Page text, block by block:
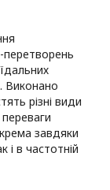
Виконано
різні види
завдяки
і в частотній